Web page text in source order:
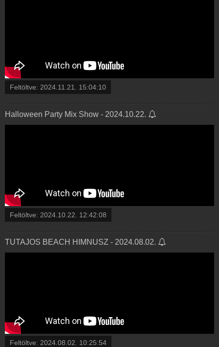
Feltöltve: 2024.11.21. 15:04:10
Halloween Party Mix Show - 2024.10.22.
Feltöltve: 2024.10.22. 12:42:08
TUTAJOS BEACH HIMNUSZ - 2024.08.02.
Feltöltve: 2024.08.02. 10:25:54